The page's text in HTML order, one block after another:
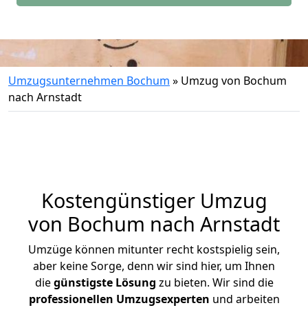
Umzugsunternehmen Bochum » Umzug von Bochum
nach Arnstadt
Kostengünstiger Umzug
von Bochum nach Arnstadt
Umzüge können mitunter recht kostspielig sein,
aber keine Sorge, denn wir sind hier, um Ihnen
diegünstigste Lösung zu bieten. Wir sind die
professionellen Umzugsexperten und arbeiten